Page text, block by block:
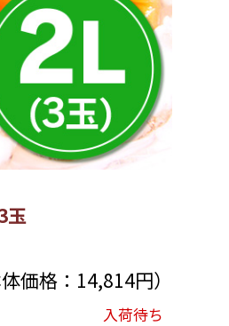
玉
価格：14,814円）
入荷待ち